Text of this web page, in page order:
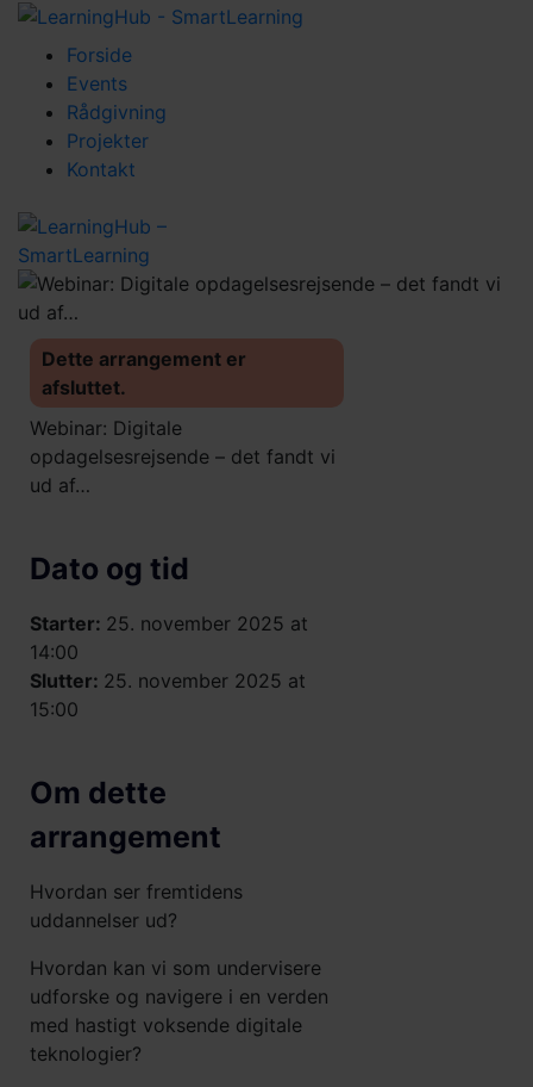
Forside
Events
Rådgivning
Projekter
Kontakt
Dette arrangement er
afsluttet.
Webinar: Digitale
opdagelsesrejsende – det fandt vi
ud af…
Dato og tid
Starter: 25. november 2025 at
14:00
Slutter: 25. november 2025 at
15:00
Om dette
arrangement
Hvordan ser fremtidens
uddannelser ud?
Hvordan kan vi som undervisere
udforske og navigere i en verden
med hastigt voksende digitale
teknologier?